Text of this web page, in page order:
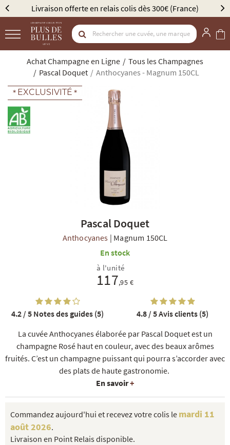
NOS COFFRETS DÉCOUVERTES NOS MEILLEURES VENTES NOS
Livraison offerte en relais colis dès 300€ (France)
Achat Champagne en Ligne
Tous les Champagnes
Pascal Doquet
Anthocyanes - Magnum 150CL
EXCLUSIVITÉ
Pascal Doquet
Anthocyanes | Magnum 150CL
En stock
La cuvée Anthocyanes élaborée par Pascal Doquet est un
champagne Rosé haut en couleur, avec des beaux arômes
fruités. C’est un champagne puissant qui pourra s’accorder avec
des plats de haute gastronomie.
En savoir+
à l'unité
117,95 €
4.2 / 5 Notes des guides (5) 4.8 / 5Avis clients (5)
Commandez aujourd'hui et recevez votre colis le mardi 11
août 2026.
Livraison en Point Relais disponible.